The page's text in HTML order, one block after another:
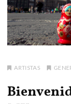
ARTISTAS